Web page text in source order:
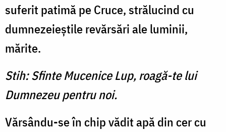
suferit patimă pe Cruce, strălucind cu
dumnezeieştile revărsări ale luminii,
mărite.
Stih: Sfinte Mucenice Lup, roagă-te lui
Dumnezeu pentru noi.
Vărsându-se în chip vădit apă din cer cu